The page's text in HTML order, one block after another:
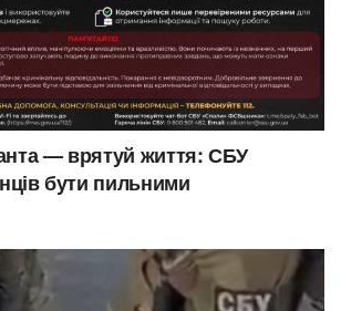
— врятуй життя: СБУ
бути пильними